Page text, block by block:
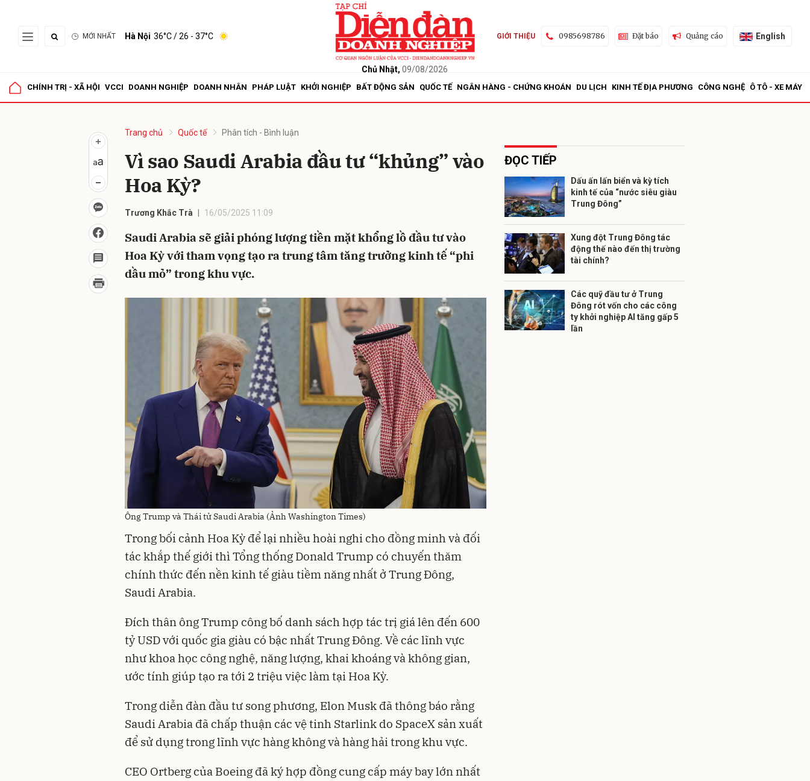
MỚI NHẤT Hà Nội 36°C/ 26 - 37°C
Chủ Nhật, 09/08/2026
GIỚI THIỆU 0985698786 Đặt báo Quảng cáo English
CHÍNH TRỊ - XÃ HỘI VCCI DOANH NGHIỆP DOANH NHÂN PHÁP LUẬT KHỞI NGHIỆP BẤT ĐỘNG SẢN QUỐC TẾ NGÂN HÀNG - CHỨNG KHOÁN DU LỊCH KINH TẾ ĐỊA PHƯƠNG CÔNG NGHỆ Ô TÔ - XE MÁY
Trang chủ Quốc tế Phân tích - Bình luận
Vì sao Saudi Arabia đầu tư “khủng” vào
Hoa Kỳ?
Trương Khắc Trà 16/05/2025 11:09
Saudi Arabia sẽ giải phóng lượng tiền mặt khổng lồ đầu tư vào
Hoa Kỳ với tham vọng tạo ra trung tâm tăng trưởng kinh tế “phi
dầu mỏ” trong khu vực.
Ông Trump và Thái tử Saudi Arabia (Ảnh Washington Times)
Trong bối cảnh Hoa Kỳ để lại nhiều hoài nghi cho đồng minh và đối
tác khắp thế giới thì Tổng thống Donald Trump có chuyến thăm
chính thức đến nền kinh tế giàu tiềm năng nhất ở Trung Đông,
Saudi Arabia.
Đích thân ông Trump công bố danh sách hợp tác trị giá lên đến 600
tỷ USD với quốc gia giàu có bậc nhất Trung Đông. Về các lĩnh vực
như khoa học công nghệ, năng lượng, khai khoáng và không gian,
ước tính giúp tạo ra tới 2 triệu việc làm tại Hoa Kỳ.
Trong diễn đàn đầu tư song phương, Elon Musk đã thông báo rằng
Saudi Arabia đã chấp thuận các vệ tinh Starlink do SpaceX sản xuất
để sử dụng trong lĩnh vực hàng không và hàng hải trong khu vực.
CEO Ortberg của Boeing đã ký hợp đồng cung cấp máy bay lớn nhất
ĐỌC TIẾP
Dấu ấn lấn biển và kỳ tích
kinh tế của “nước siêu giàu
Trung Đông”
Xung đột Trung Đông tác
động thế nào đến thị trường
tài chính?
Các quỹ đầu tư ở Trung
Đông rót vốn cho các công
ty khởi nghiệp AI tăng gấp 5
lần
Gửi